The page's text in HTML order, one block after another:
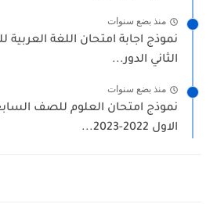
منذ بضع سنوات
نموذج اجابة امتحان اللغة
الثاني الدور...
منذ بضع سنوات
نموذج امتحان العلوم للصف
الاول 2022-2023...